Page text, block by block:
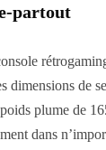
partout
dimensions de
plume de
dans